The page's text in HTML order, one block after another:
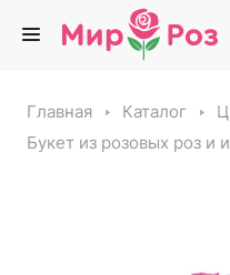
Главная Каталог
Букет из розовых роз и